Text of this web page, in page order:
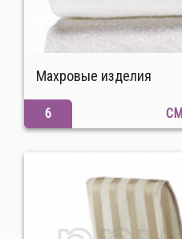
Махровые изделия
6